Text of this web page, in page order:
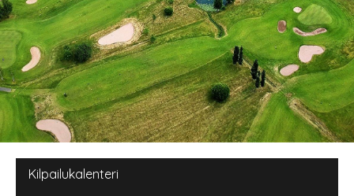
Main navigation
Kilpailukalenteri